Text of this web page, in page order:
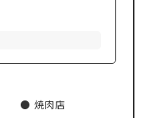
焼肉店